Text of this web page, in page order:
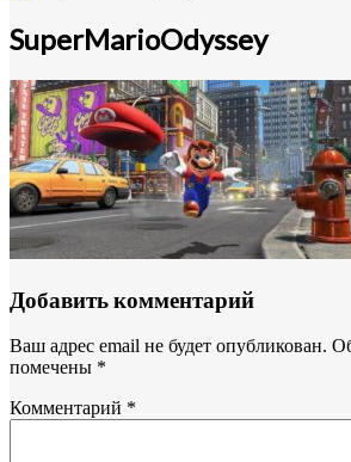
SuperMarioOdyssey
Добавить комментарий
Ваш адрес email не будет опубликован.
помечены *
Комментарий *